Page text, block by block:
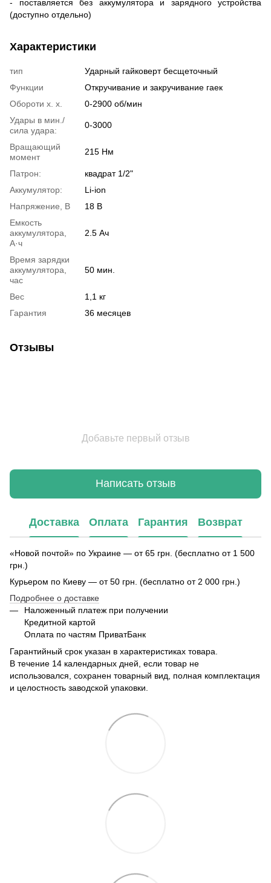
- поставляется без аккумулятора и зарядного устройства
(доступно отдельно)
Характеристики
тип
Ударный гайковерт бесщеточный
Функции
Откручивание и закручивание гаек
Обороти х. х.
0-2900 об/мин
Удары в мин./
сила удара:
0-3000
Вращающий
момент
215 Нм
Патрон:
квадрат 1/2"
Аккумулятор:
Li-ion
Напряжение, В
18 В
Емкость
аккумулятора,
А·ч
2.5 Ач
Время зарядки
аккумулятора,
час
50 мин.
Вес
1,1 кг
Гарантия
36 месяцев
Отзывы
Добавьте первый отзыв
Написать отзыв
Доставка Оплата Гарантия Возврат
«Новой почтой» по Украине — от 65 грн. (бесплатно от 1 500
грн.)
Курьером по Киеву — от 50 грн. (бесплатно от 2 000 грн.)
Подробнее о доставке
Наложенный платеж при получении
Кредитной картой
Оплата по частям ПриватБанк
Гарантийный срок указан в характеристиках товара.
В течение 14 календарных дней, если товар не
использовался, сохранен товарный вид, полная комплектация
и целостность заводской упаковки.